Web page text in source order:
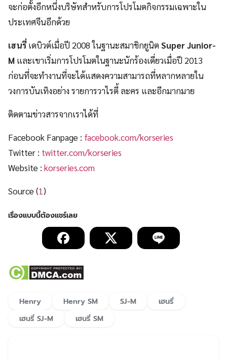
จะก่อตั้งอีกหนึ่งบริษัทสำหรับการโปรโมตกิจกรรมเฉพาะใน
ประเทศจีนอีกด้วย
เฮนรี่เดบิวต์เมื่อปี 2008 ในฐานะสมาชิกยูนิตSuper Junior-
M และเขาเริ่มการโปรโมตในฐานะนักร้องเดี่ยวเมื่อปี 2013
ก่อนที่จะทำงานที่จะได้แสดงความสามารถที่หลากหลายใน
วงการบันเทิงอย่าง รายการวาไรตี้ ละคร และอีกมากมาย
ติดตามข่าวสารจากเราได้ที่
Facebook Fanpage : facebook.com/korseries
Twitter : twitter.com/korseries
Website : korseries.com
Source (1)
Henry Henry SM SJ-M
เฮนรี่
เฮนรี่ SJ-M
เฮนรี่ SM